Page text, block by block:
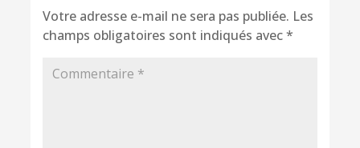
Votre adresse e-mail ne sera pas publiée. Les
champs obligatoires sont indiqués avec*